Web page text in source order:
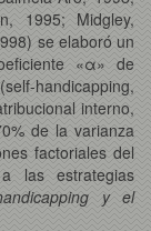
1995; Midgley,
se elaboró un
«α» de
handicapping,
interno,
de la varianza
factoriales del
las estrategias
y el